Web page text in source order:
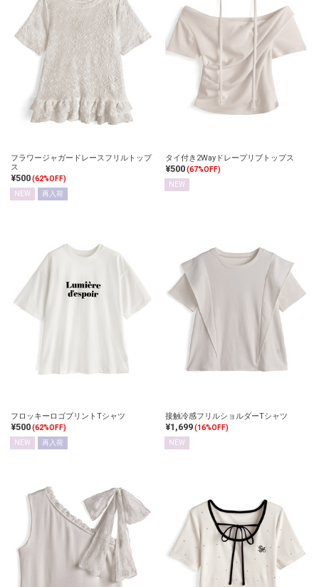
フラワージャガードレースフリルトップ
ス
¥500(62%OFF)
NEW
再入荷
タイ付き2Wayドレープリブトップス
¥500(67%OFF)
NEW
フロッキーロゴプリントTシャツ
¥500(62%OFF)
NEW
再入荷
接触冷感フリルショルダーTシャツ
¥1,699(16%OFF)
NEW